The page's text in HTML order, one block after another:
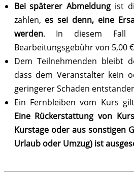
Bei späterer Abmeldung ist
zahlen, es sei denn, eine
werden. In diesem Fall
Bearbeitungsgebühr von 5,00
Dem Teilnehmenden bleibt
dass dem Veranstalter kein
geringerer Schaden
Ein Fernbleiben vom Kurs
Eine Rückerstattung von
Kurstage oder aus sonstigen
Urlaub oder Umzug) ist